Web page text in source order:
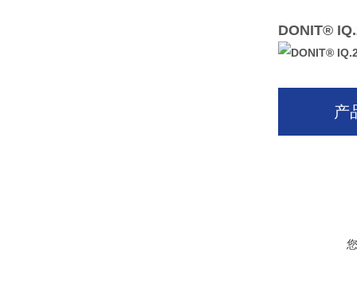
DONIT®
产